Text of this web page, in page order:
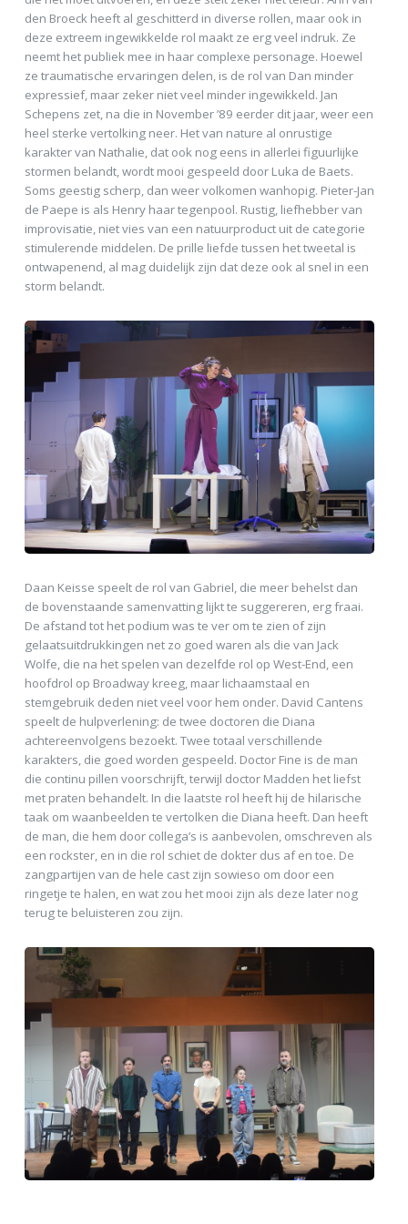
den Broeck heeft al geschitterd in diverse rollen, maar ook in
deze extreem ingewikkelde rol maakt ze erg veel indruk. Ze
neemt het publiek mee in haar complexe personage. Hoewel
ze traumatische ervaringen delen, is de rol van Dan minder
expressief, maar zeker niet veel minder ingewikkeld. Jan
Schepens zet, na die in November ’89 eerder dit jaar, weer een
heel sterke vertolking neer. Het van nature al onrustige
karakter van Nathalie, dat ook nog eens in allerlei figuurlijke
stormen belandt, wordt mooi gespeeld door Luka de Baets.
Soms geestig scherp, dan weer volkomen wanhopig. Pieter-Jan
de Paepe is als Henry haar tegenpool. Rustig, liefhebber van
improvisatie, niet vies van een natuurproduct uit de categorie
stimulerende middelen. De prille liefde tussen het tweetal is
ontwapenend, al mag duidelijk zijn dat deze ook al snel in een
storm belandt.
Daan Keisse speelt de rol van Gabriel, die meer behelst dan
de bovenstaande samenvatting lijkt te suggereren, erg fraai.
De afstand tot het podium was te ver om te zien of zijn
gelaatsuitdrukkingen net zo goed waren als die van Jack
Wolfe, die na het spelen van dezelfde rol op West-End, een
hoofdrol op Broadway kreeg, maar lichaamstaal en
stemgebruik deden niet veel voor hem onder. David Cantens
speelt de hulpverlening: de twee doctoren die Diana
achtereenvolgens bezoekt. Twee totaal verschillende
karakters, die goed worden gespeeld. Doctor Fine is de man
die continu pillen voorschrijft, terwijl doctor Madden het liefst
met praten behandelt. In die laatste rol heeft hij de hilarische
taak om waanbeelden te vertolken die Diana heeft. Dan heeft
de man, die hem door collega’s is aanbevolen, omschreven als
een rockster, en in die rol schiet de dokter dus af en toe. De
zangpartijen van de hele cast zijn sowieso om door een
ringetje te halen, en wat zou het mooi zijn als deze later nog
terug te beluisteren zou zijn.